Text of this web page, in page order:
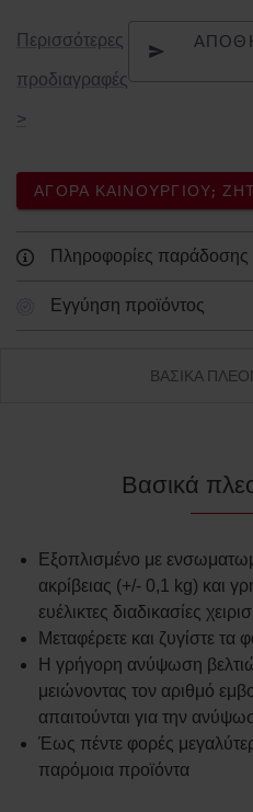
Περισσότερες
προδιαγραφές
>
ΑΓΟΡΆ ΚΑΙΝΟΎΡΓΙΟΥ;
Πληροφορίες παράδοσης
Εγγύηση προϊόντος
ΒΑΣΙΚΆ
Βασικά
Εξοπλισμένο με
ακρίβειας (+/- 0,1 kg) και
ευέλικτες διαδικασίες
Μεταφέρετε και ζυγίστε τα
Η γρήγορη ανύψωση
μειώνοντας τον αριθμό
απαιτούνται για την
Έως πέντε φορές
παρόμοια προϊόντα